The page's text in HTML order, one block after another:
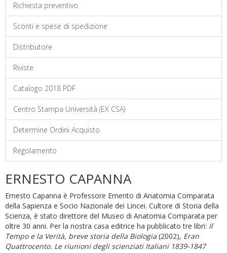
Richiesta preventivo
Sconti e spese di spedizione
Distributore
Riviste
Catalogo 2018 PDF
Centro Stampa Università (EX CSA)
Determine Ordini Acquisto
Regolamento
ERNESTO CAPANNA
Ernesto Capanna è Professore Emerito di Anatomia Comparata
della Sapienza e Socio Nazionale dei Lincei. Cultore di Storia della
Scienza, è stato direttore del Museo di Anatomia Comparata per
oltre 30 anni. Per la nostra casa editrice ha pubblicato tre libri: Il
Tempo e la Verità, breve storia della Biologia (2002), Eran
Quattrocento. Le riunioni degli scienziati Italiani 1839-1847